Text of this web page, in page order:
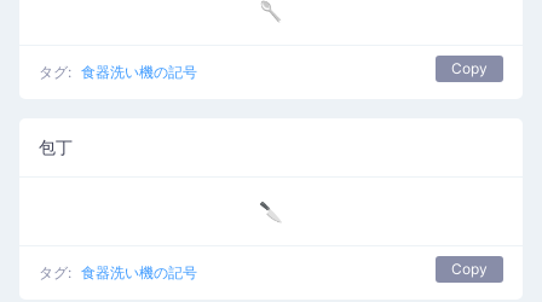
🥄
タグ: 食器洗い機の記号 Copy
包丁
🔪
タグ: 食器洗い機の記号 Copy